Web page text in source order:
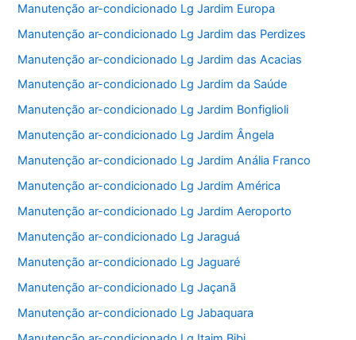
Manutenção ar-condicionado Lg Jardim Europa
Manutenção ar-condicionado Lg Jardim das Perdizes
Manutenção ar-condicionado Lg Jardim das Acacias
Manutenção ar-condicionado Lg Jardim da Saúde
Manutenção ar-condicionado Lg Jardim Bonfiglioli
Manutenção ar-condicionado Lg Jardim Ângela
Manutenção ar-condicionado Lg Jardim Anália Franco
Manutenção ar-condicionado Lg Jardim América
Manutenção ar-condicionado Lg Jardim Aeroporto
Manutenção ar-condicionado Lg Jaraguá
Manutenção ar-condicionado Lg Jaguaré
Manutenção ar-condicionado Lg Jaçanã
Manutenção ar-condicionado Lg Jabaquara